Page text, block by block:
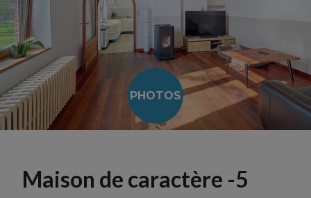
PHOTOS
Maison de caractère -5